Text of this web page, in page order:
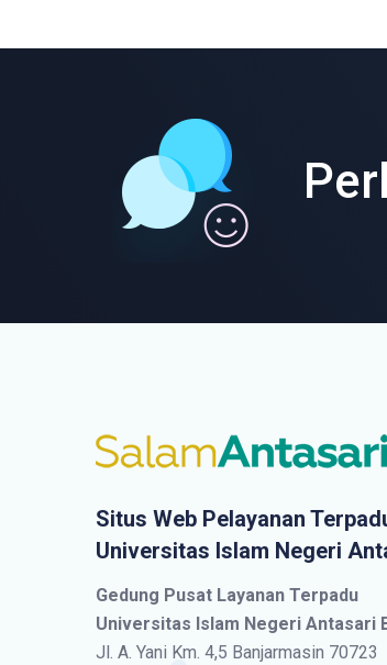
Situs Web Pelayanan
Universitas Islam Negeri
Gedung Pusat Layanan Terpadu
Universitas Islam Negeri Antasari
Jl. A. Yani Km. 4,5 Banjarmasin 70723